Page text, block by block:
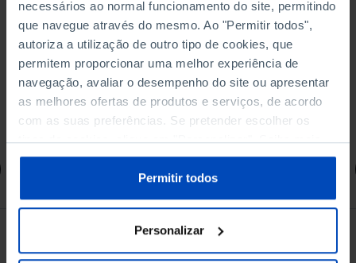
necessários ao normal funcionamento do site, permitindo
que navegue através do mesmo. Ao "Permitir todos",
autoriza a utilização de outro tipo de cookies, que
permitem proporcionar uma melhor experiência de
navegação, avaliar o desempenho do site ou apresentar
as melhores ofertas de produtos e serviços, de acordo
com as suas preferências. Se pretender escolher os
tipos de cookies, clique em "Personalizar". Saiba mais
sobre cookies através da gestão de preferências ou da
Política de Cookies.
Permitir todos
Personalizar
Promessas do Futebol
4,50 € 5,00 € -10%